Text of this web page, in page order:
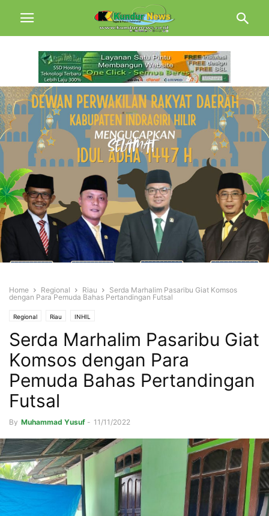
Home Regional Riau
Serda Marhalim Pasaribu Giat Komsos
dengan Para Pemuda Bahas Pertandingan Futsal
Regional Riau INHIL
Serda Marhalim Pasaribu Giat
Komsos dengan Para
Pemuda Bahas Pertandingan
Futsal
By Muhammad Yusuf - 11/11/2022